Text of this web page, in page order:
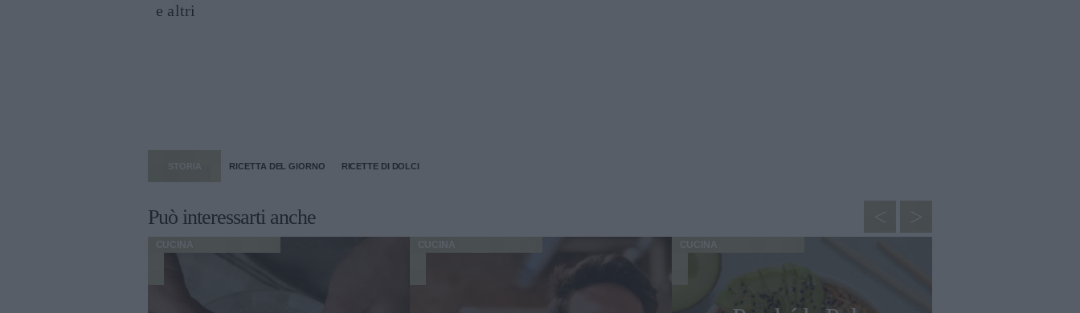
e altri
STORIA RICETTA DEL GIORNO RICETTE DI DOLCI
Può interessarti anche
CUCINA CUCINA CUCINA